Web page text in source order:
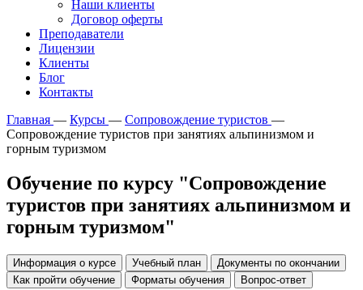
Наши клиенты
Договор оферты
Преподаватели
Лицензии
Клиенты
Блог
Контакты
Главная — Курсы — Сопровождение туристов —
Сопровождение туристов при занятиях альпинизмом и
горным туризмом
Обучение по курсу "Сопровождение
туристов при занятиях альпинизмом и
горным туризмом"
Информация о курсе Учебный план
Документы по окончании
Как пройти обучение
Форматы обучения Вопрос-ответ